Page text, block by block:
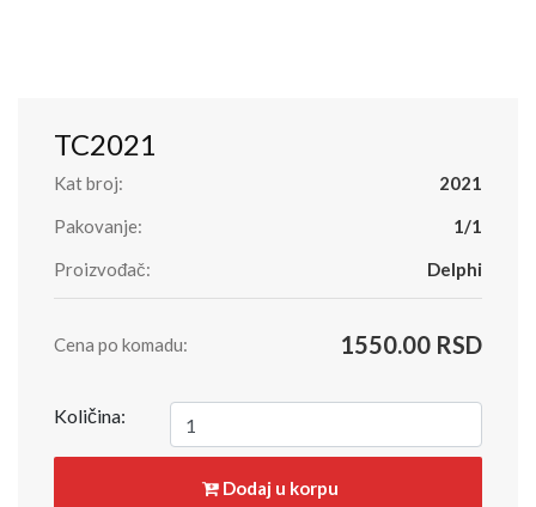
TC2021
Kat broj:
2021
Pakovanje:
1/1
Proizvođač:
Delphi
Cena po komadu: 1550.00 RSD
Količina:
Dodaj u korpu